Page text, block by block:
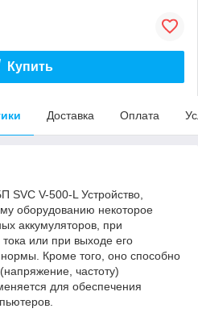
Купить
Доставка Оплата
SVC V-500-L Устройство,
оборудованию некоторое
аккумуляторов, при
или при выходе его
Кроме того, оно способно
частоту)
для обеспечения